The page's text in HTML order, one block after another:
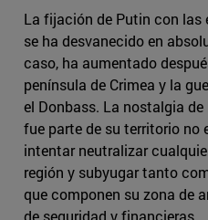
La fijación de Putin con
se ha desvanecido en
caso, ha aumentado
península de Crimea y la
el Donbass. La nostalgia
fue parte de su territorio no
intentar neutralizar
región y subyugar tanto
que componen su zona de